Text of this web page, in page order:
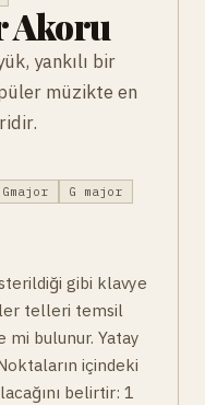
Akoru
yankılı bir
müzikte en
Gmajor
G major
gibi klavye
telleri temsil
mi bulunur. Yatay
içindeki
belirtir: 1